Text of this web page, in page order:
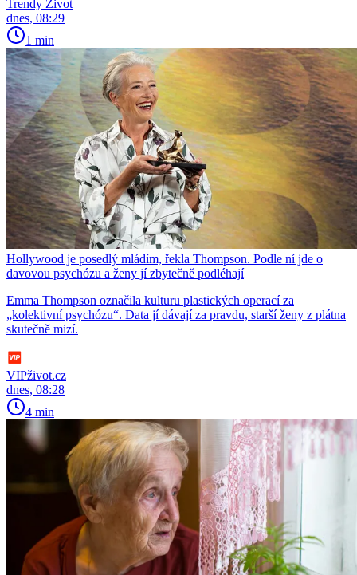
Trendy Život
dnes, 08:29
1 min
Hollywood je posedlý mládím, řekla Thompson. Podle ní jde o
davovou psychózu a ženy jí zbytečně podléhají
Emma Thompson označila kulturu plastických operací za
„kolektivní psychózu“. Data jí dávají za pravdu, starší ženy z plátna
skutečně mizí.
VIPživot.cz
dnes, 08:28
4 min